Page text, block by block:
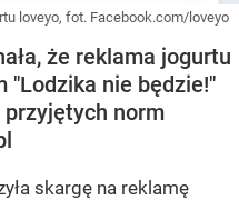
loveyo, fot. Facebook.com/loveyo
że reklama jogurtu
"Lodzika nie będzie!"
norm
skargę na reklamę